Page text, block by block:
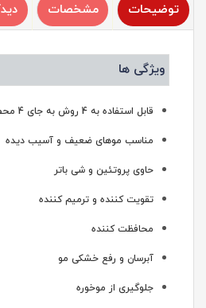
توضیحات مشخصات
ویژگی ها
قابل استفاده به 4 روش به جای 4 محصول
مناسب موهای ضعیف و آسیب دیده
حاوی پروتئین و شی باتر
تقویت کننده و ترمیم کننده
محافظت کننده
آبرسان و رفع خشکی مو
جلوگیری از موخوره